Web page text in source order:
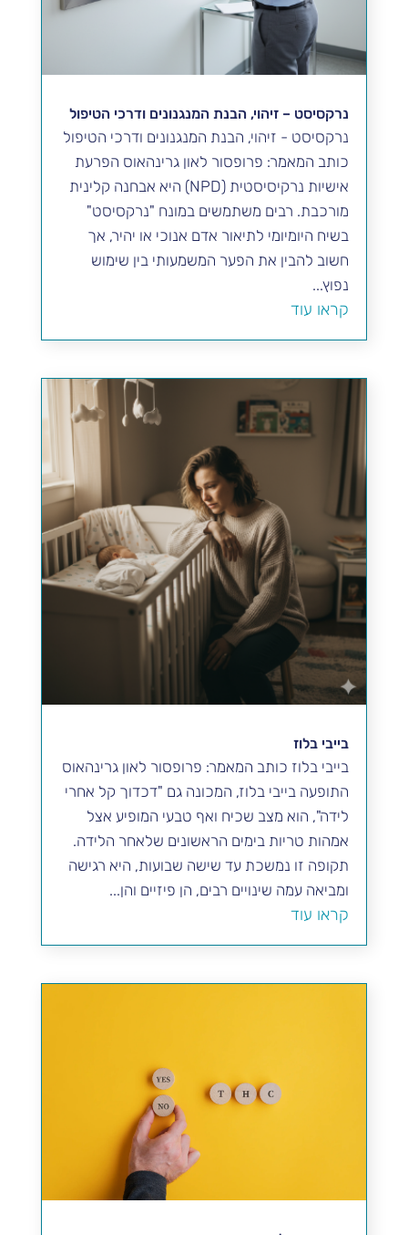
נרקסיסט – זיהוי, הבנת המנגנונים ודרכי הטיפול
נרקסיסט - זיהוי, הבנת המנגנונים ודרכי הטיפול
כותב המאמר: פרופסור לאון גרינהאוס הפרעת
אישיות נרקיסיסטית (NPD) היא אבחנה קלינית
מורכבת. רבים משתמשים במונח "נרקסיסט"
בשיח היומיומי לתיאור אדם אנוכי או יהיר, אך
חשוב להבין את הפער המשמעותי בין שימוש
נפוץ...
קראו עוד
בייבי בלוז
בייבי בלוז כותב המאמר: פרופסור לאון גרינהאוס
התופעה בייבי בלוז, המכונה גם "דכדוך קל אחרי
לידה", הוא מצב שכיח ואף טבעי המופיע אצל
אמהות טריות בימים הראשונים שלאחר הלידה.
תקופה זו נמשכת עד שישה שבועות, היא רגישה
ומביאה עמה שינויים רבים, הן פיזיים והן...
קראו עוד